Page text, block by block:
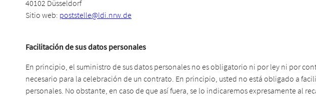
40102 Düsseldorf
Sitio web: poststelle@ldi.nrw.de
Facilitación de sus datos personales
En principio, el suministro de sus datos personales no es obligatorio ni por ley ni por
necesario para la celebración de un contrato. En principio, usted no está obligado a
personales. No obstante, en caso de que así fuera, se lo indicaremos expresamente al